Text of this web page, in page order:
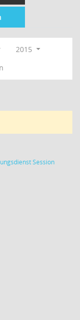
2015
Session(Wird in